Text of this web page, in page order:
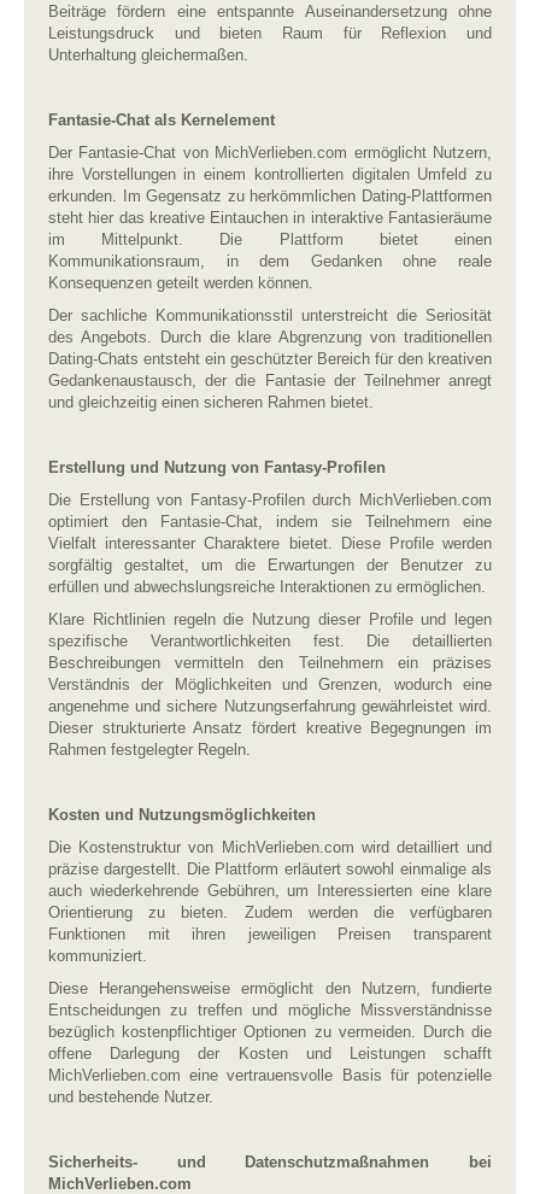
Beiträge fördern eine entspannte Auseinandersetzung ohne
Leistungsdruck und bieten Raum für Reflexion und
Unterhaltung gleichermaßen.
Fantasie-Chat als Kernelement
Der Fantasie-Chat von MichVerlieben.com ermöglicht Nutzern,
ihre Vorstellungen in einem kontrollierten digitalen Umfeld zu
erkunden. Im Gegensatz zu herkömmlichen Dating-Plattformen
steht hier das kreative Eintauchen in interaktive Fantasieräume
im Mittelpunkt. Die Plattform bietet einen
Kommunikationsraum, in dem Gedanken ohne reale
Konsequenzen geteilt werden können.
Der sachliche Kommunikationsstil unterstreicht die Seriosität
des Angebots. Durch die klare Abgrenzung von traditionellen
Dating-Chats entsteht ein geschützter Bereich für den kreativen
Gedankenaustausch, der die Fantasie der Teilnehmer anregt
und gleichzeitig einen sicheren Rahmen bietet.
Erstellung und Nutzung von Fantasy-Profilen
Die Erstellung von Fantasy-Profilen durch MichVerlieben.com
optimiert den Fantasie-Chat, indem sie Teilnehmern eine
Vielfalt interessanter Charaktere bietet. Diese Profile werden
sorgfältig gestaltet, um die Erwartungen der Benutzer zu
erfüllen und abwechslungsreiche Interaktionen zu ermöglichen.
Klare Richtlinien regeln die Nutzung dieser Profile und legen
spezifische Verantwortlichkeiten fest. Die detaillierten
Beschreibungen vermitteln den Teilnehmern ein präzises
Verständnis der Möglichkeiten und Grenzen, wodurch eine
angenehme und sichere Nutzungserfahrung gewährleistet wird.
Dieser strukturierte Ansatz fördert kreative Begegnungen im
Rahmen festgelegter Regeln.
Kosten und Nutzungsmöglichkeiten
Die Kostenstruktur von MichVerlieben.com wird detailliert und
präzise dargestellt. Die Plattform erläutert sowohl einmalige als
auch wiederkehrende Gebühren, um Interessierten eine klare
Orientierung zu bieten. Zudem werden die verfügbaren
Funktionen mit ihren jeweiligen Preisen transparent
kommuniziert.
Diese Herangehensweise ermöglicht den Nutzern, fundierte
Entscheidungen zu treffen und mögliche Missverständnisse
bezüglich kostenpflichtiger Optionen zu vermeiden. Durch die
offene Darlegung der Kosten und Leistungen schafft
MichVerlieben.com eine vertrauensvolle Basis für potenzielle
und bestehende Nutzer.
Sicherheits- und Datenschutzmaßnahmen bei
MichVerlieben.com